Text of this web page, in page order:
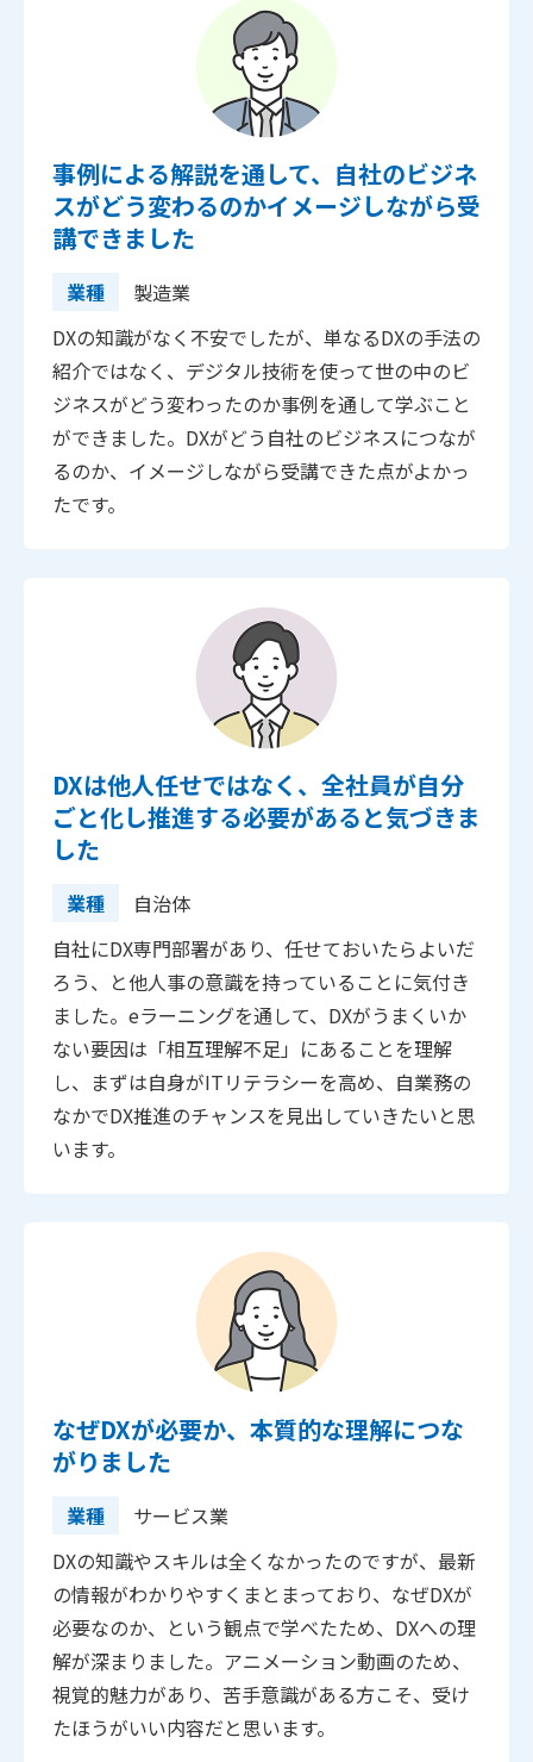
事例による解説を通して、自社のビジネ
スがどう変わるのかイメージしながら受
講できました
業種
製造業
DXの知識がなく不安でしたが、単なるDXの手法の
紹介ではなく、デジタル技術を使って世の中のビ
ジネスがどう変わったのか事例を通して学ぶこと
ができました。DXがどう自社のビジネスにつなが
るのか、イメージしながら受講できた点がよかっ
たです。
DXは他人任せではなく、全社員が自分
ごと化し推進する必要があると気づきま
した
業種
自治体
自社にDX専門部署があり、任せておいたらよいだ
ろう、と他人事の意識を持っていることに気付き
ました。eラーニングを通して、DXがうまくいか
ない要因は「相互理解不足」にあることを理解
し、まずは自身がITリテラシーを高め、自業務の
なかでDX推進のチャンスを見出していきたいと思
います。
なぜDXが必要か、本質的な理解につな
がりました
業種
サービス業
DXの知識やスキルは全くなかったのですが、最新
の情報がわかりやすくまとまっており、なぜDXが
必要なのか、という観点で学べたため、DXへの理
解が深まりました。アニメーション動画のため、
視覚的魅力があり、苦手意識がある方こそ、受け
たほうがいい内容だと思います。